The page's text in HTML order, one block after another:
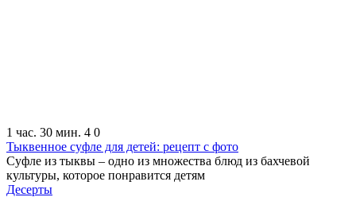
1 час. 30 мин. 4 0
Тыквенное суфле для детей: рецепт с фото
Суфле из тыквы – одно из множества блюд из бахчевой
культуры, которое понравится детям
Десерты